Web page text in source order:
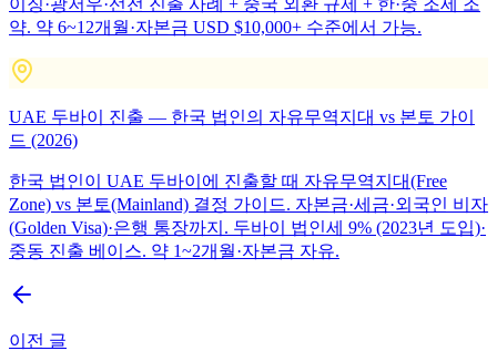
약. 약 6~12개월·자본금 USD $10,000+ 수준에서 가능.
UAE 두바이 진출 — 한국 법인의 자유무역지대 vs 본토 가이
드 (2026)
한국 법인이 UAE 두바이에 진출할 때 자유무역지대(Free
Zone) vs 본토(Mainland) 결정 가이드. 자본금·세금·외국인 비자
(Golden Visa)·은행 통장까지. 두바이 법인세 9% (2023년 도입)·
중동 진출 베이스. 약 1~2개월·자본금 자유.
이전 글